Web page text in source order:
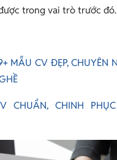
trong vai trò trước đó.
MẪU CV ĐẸP, CHUYÊN
CHUẨN, CHINH